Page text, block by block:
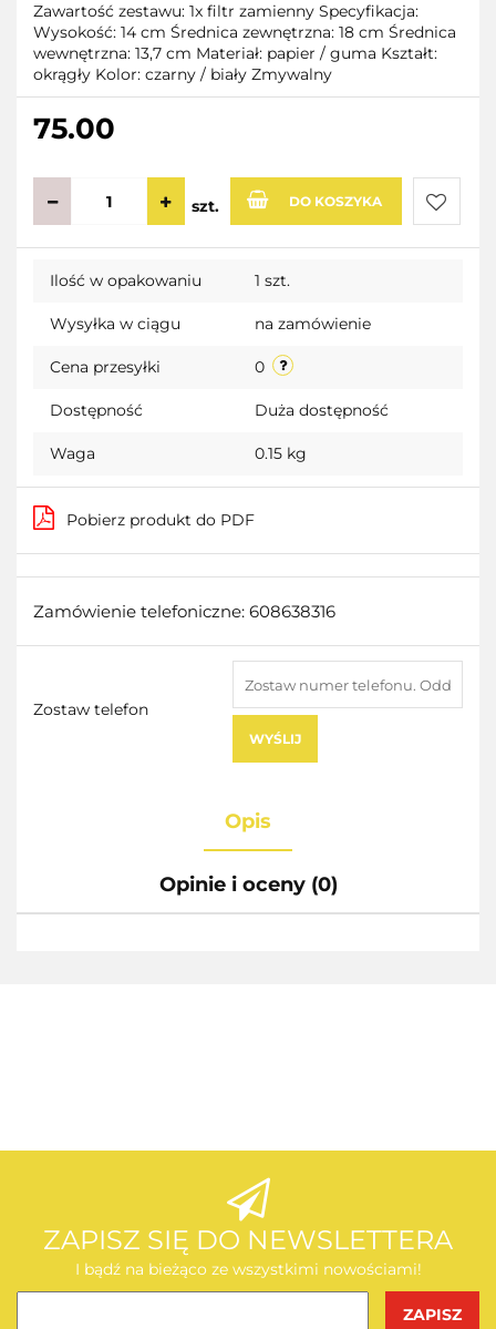
Zawartość zestawu: 1x filtr zamienny Specyfikacja:
Wysokość: 14 cm Średnica zewnętrzna: 18 cm Średnica
wewnętrzna: 13,7 cm Materiał: papier / guma Kształt:
okrągły Kolor: czarny / biały Zmywalny
75.00
szt. DO KOSZYKA
Do
Ilość w opakowaniu 1 szt.
Wysyłka w ciągu na zamówienie
Cena przesyłki 0
Dostępność Duża dostępność
Waga 0.15 kg
Pobierz produkt do PDF
Zamówienie telefoniczne: 608638316
Zostaw telefon
WYŚLIJ
Opis
Opinie i oceny (0)
AEG
ZAPISZ SIĘ DO NEWSLETTERA
I bądź na bieżąco ze wszystkimi nowościami!